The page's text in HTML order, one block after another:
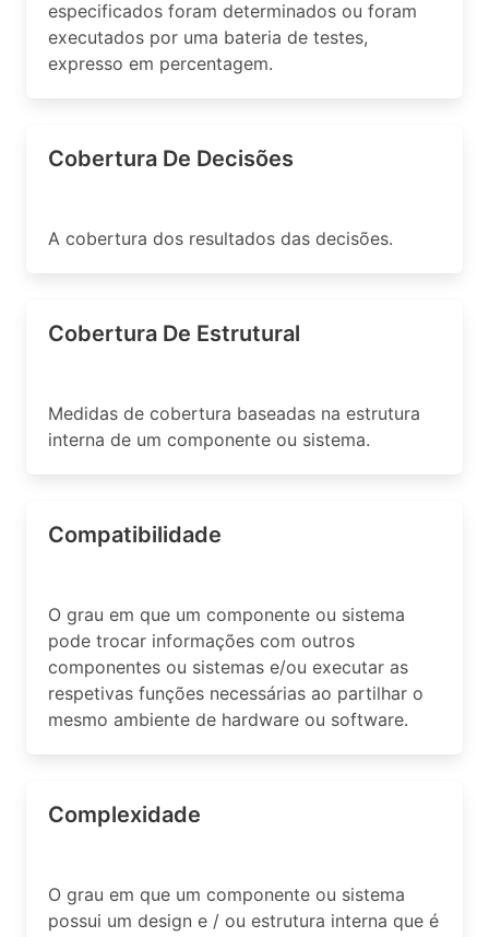
especificados foram determinados ou foram
executados por uma bateria de testes,
expresso em percentagem.
Cobertura De Decisões
A cobertura dos resultados das decisões.
Cobertura De Estrutural
Medidas de cobertura baseadas na estrutura
interna de um componente ou sistema.
Compatibilidade
O grau em que um componente ou sistema
pode trocar informações com outros
componentes ou sistemas e/ou executar as
respetivas funções necessárias ao partilhar o
mesmo ambiente de hardware ou software.
Complexidade
O grau em que um componente ou sistema
possui um design e / ou estrutura interna que é